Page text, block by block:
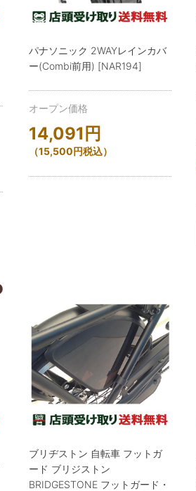
パナソニック 2WAYレインカバ
ー(Combi前用) [NAR194]
オープン価格
14,091 円
（15,500円税込）
ブリヂストン 自転車 フットガ
ード ブリジストン
BRIDGESTONE フットガード・